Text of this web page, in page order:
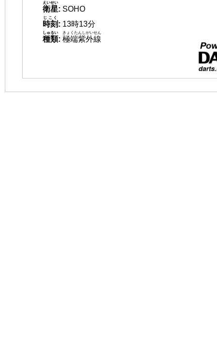
衛星
えいせい
: SOHO
時刻
じこく
: 13時13分
種類
しゅるい
: 極端紫外線
きょくたんしがいせん